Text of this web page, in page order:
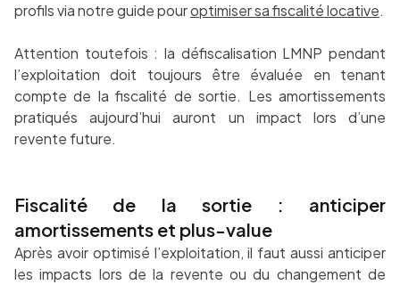
profils via notre guide pouroptimiser sa fiscalité locative.
Attention toutefois : la défiscalisation LMNP pendant
l’exploitation doit toujours être évaluée en tenant
compte de la fiscalité de sortie. Les amortissements
pratiqués aujourd’hui auront un impact lors d’une
revente future.
Fiscalité de la sortie : anticiper
amortissements et plus-value
Après avoir optimisé l’exploitation, il faut aussi anticiper
les impacts lors de la revente ou du changement de